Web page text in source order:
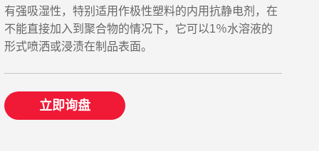
有强吸湿性，特别适用作极性塑料的内用抗静电剂，在
不能直接加入到聚合物的情况下，它可以1％水溶液的
形式喷洒或浸渍在制品表面。
立即询盘